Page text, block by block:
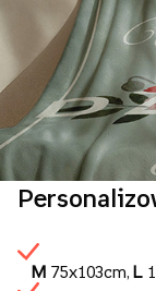
M 75x103cm, L